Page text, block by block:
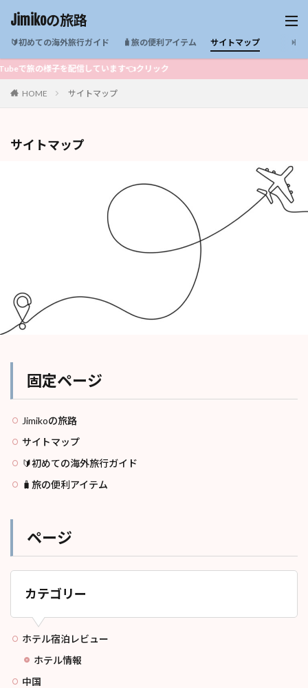
Jimikoの旅路
🔰初めての海外旅行ガイド 🧳旅の便利アイテム サイトマップ
の様子を配信しています👈クリック
HOME サイトマップ
サイトマップ
固定ページ
Jimikoの旅路
サイトマップ
🔰初めての海外旅行ガイド
🧳旅の便利アイテム
ページ
カテゴリー
ホテル宿泊レビュー
ホテル情報
中国